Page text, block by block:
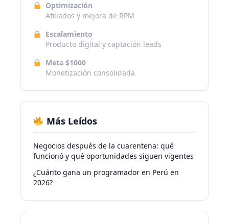
Optimización
Afiliados y mejora de RPM
Escalamiento
Producto digital y captación leads
Meta $1000
Monetización consolidada
Más Leídos
Negocios después de la cuarentena: qué
funcionó y qué oportunidades siguen vigentes
¿Cuánto gana un programador en Perú en
2026?